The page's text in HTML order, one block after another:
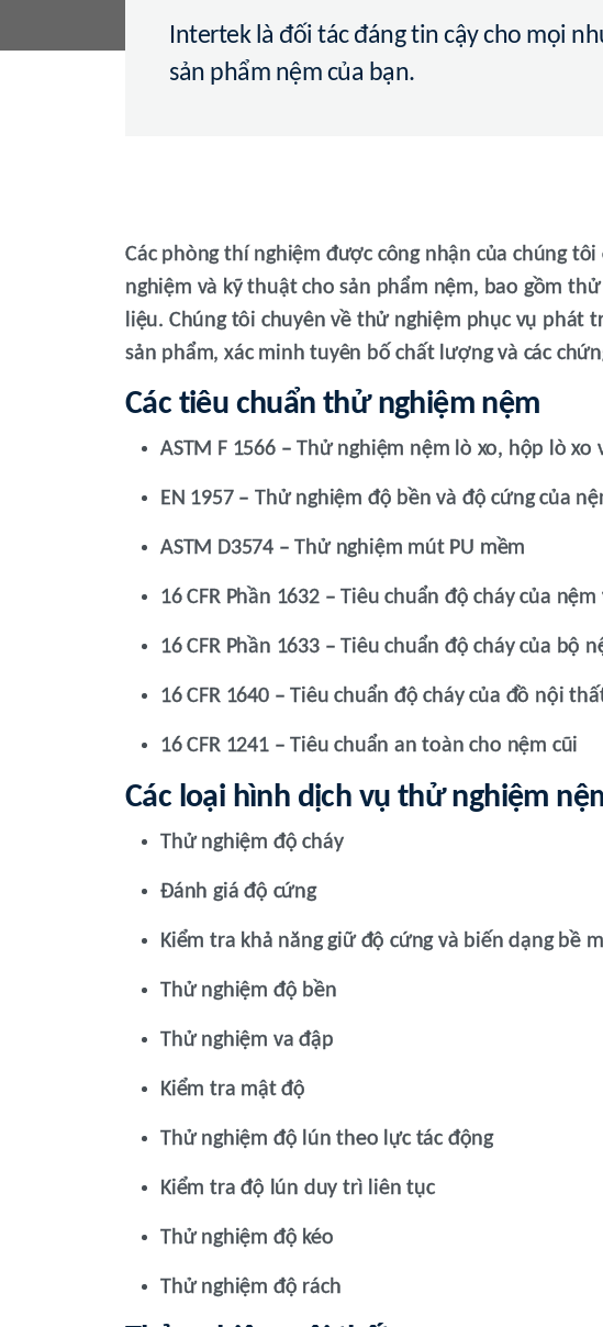
Intertek là đối tác đáng tin cậy cho mọi
sản phẩm nệm của bạn.
Các phòng thí nghiệm được công nhận của chúng
nghiệm và kỹ thuật cho sản phẩm nệm, bao gồm
liệu. Chúng tôi chuyên về thử nghiệm phục vụ phát
sản phẩm, xác minh tuyên bố chất lượng và các
Các tiêu chuẩn thử nghiệm nệm
ASTM F 1566 – Thử nghiệm nệm lò xo, hộp lò xo
EN 1957 – Thử nghiệm độ bền và độ cứng của
ASTM D3574 – Thử nghiệm mút PU mềm
16 CFR Phần 1632 – Tiêu chuẩn độ cháy của
16 CFR Phần 1633 – Tiêu chuẩn độ cháy của bộ
16 CFR 1640 – Tiêu chuẩn độ cháy của đồ nội
16 CFR 1241 – Tiêu chuẩn an toàn cho nệm cũi
Các loại hình dịch vụ thử nghiệm
Thử nghiệm độ cháy
Đánh giá độ cứng
Kiểm tra khả năng giữ độ cứng và biến dạng bề
Thử nghiệm độ bền
Thử nghiệm va đập
Kiểm tra mật độ
Thử nghiệm độ lún theo lực tác động
Kiểm tra độ lún duy trì liên tục
Thử nghiệm độ kéo
Thử nghiệm độ rách